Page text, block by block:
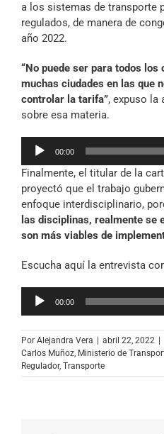
a los sistemas de transporte
regulados, de manera de
año 2022.
“No puede ser para todos los
muchas ciudades en las que
controlar la tarifa”, expuso la
sobre esa materia.
Reproductor
audio
00:00
Finalmente, el titular de la
proyectó que el trabajo
enfoque interdisciplinario,
las disciplinas, realmente se
son más viables de
Escucha aquí la entrevista
Reproductor
00:00
Por Alejandra Vera abril 22, 2022
Carlos Muñoz, Ministerio de
Regulador, Transporte